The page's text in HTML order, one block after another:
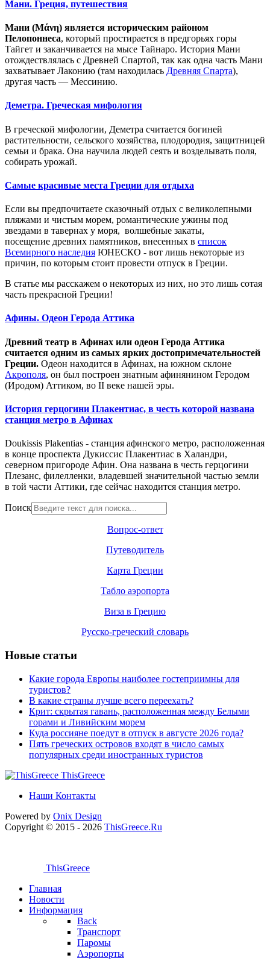
Мани. Греция, путешествия
Мани (Μάνη) является историческим районом
Пелопоннеса, который простирается в предгорьях горы
Тайгет и заканчивается на мысе Тайнаро. История Мани
отождествлялась с Древней Спартой, так как одна часть Мани
захватывает Лаконию (там находилась Древняя Спарта),
другая часть — Мессинию.
Деметра. Греческая мифология
В греческой мифологии, Деметра считается богиней
растительности, сельского хозяйства, плодородия, защитницей
семьи и брака. Она научила людей сеять и возделывать поля,
собирать урожай.
Самые красивые места Греции для отдыха
Если вы предпочитаете сказочный отдых с великолепными
пляжами и чистым морем, романтические ужины под
звездами в тавернах у моря, волшебные закаты,
посещение древних памятников, внесенных в список
Всемирного наследия ЮНЕСКО - вот лишь некоторые из
причин, по которым стоит провести отпуск в Греции.
В статье мы расскажем о некоторых из них, но это лишь сотая
часть прекрасной Греции!
Афины. Одеон Герода Аттика
Древний театр в Афинах или одеон Герода Аттика
считается одним из самых ярких достопримечательностей
Греции. Одеон находится в Афинах, на южном склоне
Акрополя, он был построен знатным афинянином Геродом
(Иродом) Аттиком, во II веке нашей эры.
История герцогини Плакентиас, в честь которой названа
станция метро в Афинах
Doukissis Plakentias - станция афинского метро, расположенная
в конце проспекта Дукиссис Плакентиас в Халандри,
северном пригороде Афин. Она названа в честь герцогини
Плезанс, филелленки, владевшей значительной частью земли
в той части Аттики, где сейчас находится станция метро.
Поиск
Вопрос-ответ
Путеводитель
Карта Греции
Табло аэропорта
Виза в Грецию
Русско-греческий словарь
Новые статьи
Какие города Европы наиболее гостеприимны для
туристов?
В какие страны лучше всего переехать?
Крит: скрытая гавань, расположенная между Белыми
горами и Ливийским морем
Куда россияне поедут в отпуск в августе 2026 года?
Пять греческих островов входят в число самых
популярных среди иностранных туристов
ThisGreece
Наши Контакты
Powered by Onix Design
Copyright © 2015 - 2026 ThisGreece.Ru
ThisGreece
Главная
Новости
Информация
Back
Транспорт
Паромы
Аэропорты